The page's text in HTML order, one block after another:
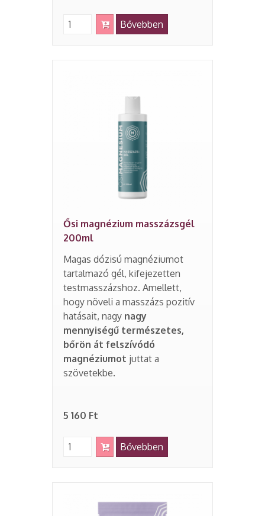
Bővebben
Ősi magnézium masszázsgél
200ml
Magas dózisú magnéziumot
tartalmazó gél, kifejezetten
testmasszázshoz. Amellett,
hogy növeli a masszázs pozitív
hatásait, nagy nagy
mennyiségű természetes,
bőrön át felszívódó
magnéziumot juttat a
szövetekbe.
5 160 Ft
Bővebben